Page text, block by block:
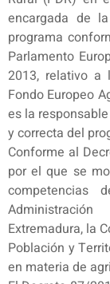
encargada de
programa
Parlamento
2013, relativo a
Fondo Europeo
es la
y correcta del
Conforme al
por el que se
competencias
Extremadura, la
Población y
en materia de